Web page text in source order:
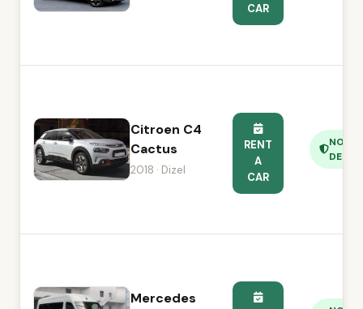
CAR
Citroen C4
Cactus
2018 · Dizel
RENT
A
CAR
NO
Mercedes